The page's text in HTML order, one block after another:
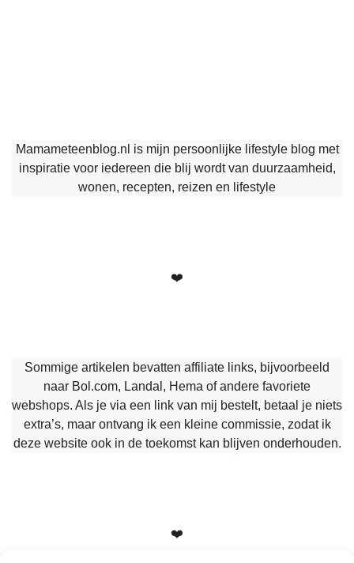
Mamameteenblog.nl is mijn persoonlijke lifestyle blog met
inspiratie voor iedereen die blij wordt van duurzaamheid,
wonen, recepten, reizen en lifestyle
❤️
Sommige artikelen bevatten affiliate links, bijvoorbeeld
naar Bol.com, Landal, Hema of andere favoriete
webshops. Als je via een link van mij bestelt, betaal je niets
extra’s, maar ontvang ik een kleine commissie, zodat ik
deze website ook in de toekomst kan blijven onderhouden.
❤️